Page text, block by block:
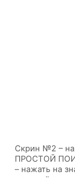
Скрин №2 –
ПРОСТОЙ
– нажать на